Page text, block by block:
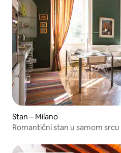
Stan – Milano
Romantični stan u samom